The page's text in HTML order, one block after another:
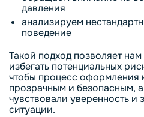
давления
анализируем
поведение
Такой подход позволяет
избегать потенциальных
чтобы процесс оформления
прозрачным и безопасным,
чувствовали уверенность и
ситуации.